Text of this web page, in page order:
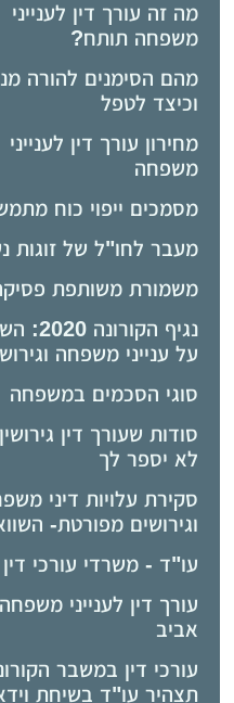
מה זה עורך דין לענייני
משפחה תותח?
מהם הסימנים להורה
וכיצד לטפל
מחירון עורך דין לענייני
משפחה
מסמכים ייפוי כוח
מעבר לחו"ל של זוגות
משמורת משותפת
נגיף
על ענייני משפחה
סוגי הסכמים במשפחה
סודות שעורך דין
לא יספר לך
סקירת עלויות דיני
וגירושים מפורטת-
עו"ד - משרדי עורכי דין
עורך דין לענייני
אביב
עורכי דין במשבר
תצהיר עו"ד בשיחת